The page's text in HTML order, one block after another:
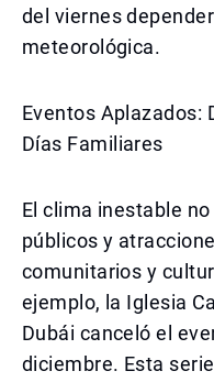
del viernes
meteorológica.
Eventos Aplazados:
Días Familiares
El clima inestable
públicos y
comunitarios y
ejemplo, la Iglesia
Dubái canceló el
diciembre. Esta